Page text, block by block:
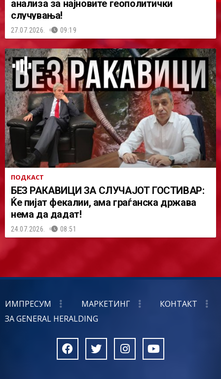
анализа за најновите геополитички
случувања!
27.07.2026. 09:19
ПОДКАСТ
БЕЗ РАКАВИЦИ ЗА СЛУЧАЈОТ ГОСТИВАР:
Ќе пијат фекалии, ама граѓанска држава
нема да дадат!
24.07.2026. 08:51
ИМПРЕСУМ МАРКЕТИНГ
КОНТАКТ
ЗА GENERAL HERALDING